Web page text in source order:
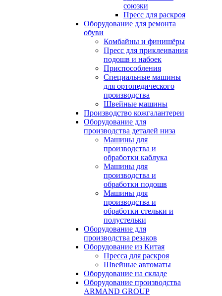
союзки
Пресс для раскроя
Оборудование для ремонта
обуви
Комбайны и финишёры
Пресс для приклеивания
подошв и набоек
Приспособления
Специальные машины
для ортопедического
производства
Швейные машины
Производство кожгалантереи
Оборудование для
производства деталей низа
Машины для
производства и
обработки каблука
Машины для
производства и
обработки подошв
Машины для
производства и
обработки стельки и
полустельки
Оборудование для
производства резаков
Оборудование из Китая
Пресса для раскроя
Швейные автоматы
Оборудование на складе
Оборудование производства
ARMAND GROUP